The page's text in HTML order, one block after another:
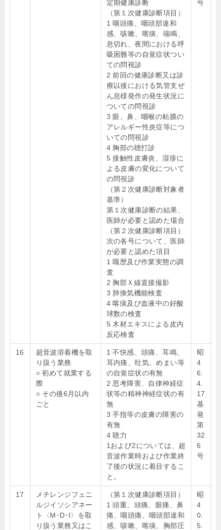
定期健康診断
（第１次健康診断項目）
1 咽頭痛、咽頭部違和
感、咳嗽、喀痰、喘鳴、
息切れ、夜間における呼
吸困難等の自覚症状つい
ての問視診
2 前回の健康診断又は診
療以後における気管支ぜ
ん息様発作の発生状況に
ついての問視診
3 眼、鼻、咽喉の粘膜の
アレルギー性炎症等につ
いての問視診
4 胸部の聴打診
5 接触性皮膚炎、湿疹に
よる皮膚の変化について
の問視診
（第２次健康診断対象者
基準）
第１次健康診断の結果、
医師が必要と認めた場合
（第２次健康診断項目）
次の各号について、医師
が必要と認めた項目
1 職歴及び作業実態の調
査
2 胸部Ｘ線直接撮影
3 肺換気機能検査
4 喀痰及び血液中の好酸
球数の検査
5 木材エキスによる皮内
反応検査
号
16
超音波溶着機を取
り扱う業務
○ 初めて就業する
際
○ その後6月以内
ごと
1 不快感、頭痛、耳鳴、
耳内痛、吐気、めまい等
の自覚症状の有無
2 思考障害、自律神経症
状等の精神神経症状の有
無
3 手指等の皮膚の障害の
有無
4 聴力
1および2については、超
音波作業時および作業終
了後の状況に着目するこ
と。
昭
4
6.
4.
17
基
発
第
32
6
号
17
メチレンジフェニ
ルジイソシアネー
ト〈M･D･I〉を取
り扱う業務又はこ
（第１次健康診断項目）
1 頭重、頭痛、眼痛、鼻
痛、咽頭痛、咽頭部違和
感、咳嗽、喀痰、胸部圧
昭
4
0.
5.